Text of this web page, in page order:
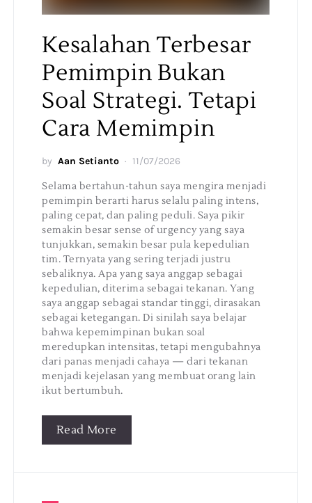
Kesalahan Terbesar
Pemimpin Bukan
Soal Strategi. Tetapi
Cara Memimpin
by Aan Setianto 11/07/2026
Selama bertahun-tahun saya mengira menjadi
pemimpin berarti harus selalu paling intens,
paling cepat, dan paling peduli. Saya pikir
semakin besar sense of urgency yang saya
tunjukkan, semakin besar pula kepedulian
tim. Ternyata yang sering terjadi justru
sebaliknya. Apa yang saya anggap sebagai
kepedulian, diterima sebagai tekanan. Yang
saya anggap sebagai standar tinggi, dirasakan
sebagai ketegangan. Di sinilah saya belajar
bahwa kepemimpinan bukan soal
meredupkan intensitas, tetapi mengubahnya
dari panas menjadi cahaya — dari tekanan
menjadi kejelasan yang membuat orang lain
ikut bertumbuh.
Read More